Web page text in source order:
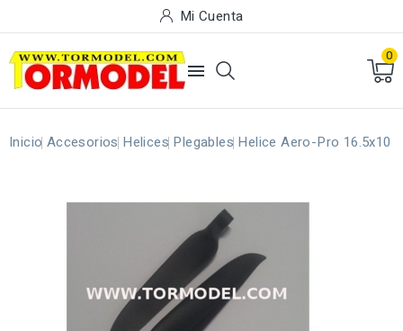
Mi Cuenta

0
Inicio Accesorios Helices Plegables Helice Aero-Pro 16.5x10